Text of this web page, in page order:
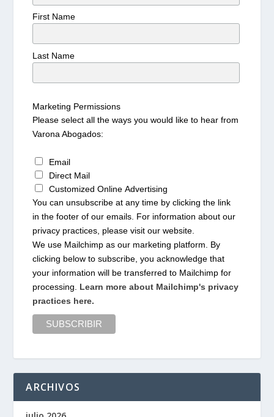
First Name
Last Name
Marketing Permissions
Please select all the ways you would like to hear from
Varona Abogados:
Email
Direct Mail
Customized Online Advertising
You can unsubscribe at any time by clicking the link
in the footer of our emails. For information about our
privacy practices, please visit our website.
We use Mailchimp as our marketing platform. By
clicking below to subscribe, you acknowledge that
your information will be transferred to Mailchimp for
processing. Learn more about Mailchimp's privacy
practices here.
ARCHIVOS